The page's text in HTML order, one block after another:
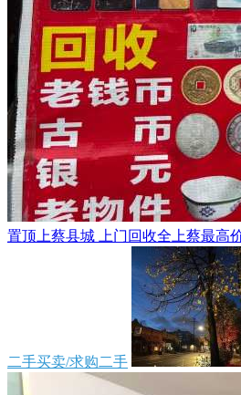
置顶 上蔡县城 上门回收全上蔡最高
二手买卖/求购二手